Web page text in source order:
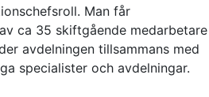
Man får
ca 35 skiftgående medarbetare
avdelningen tillsammans med
specialister och avdelningar.